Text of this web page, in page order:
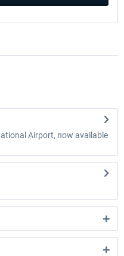
Airport, now available